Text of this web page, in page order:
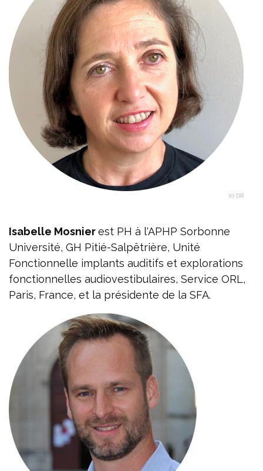
(c) DR
Isabelle Mosnierest PH à l'APHP Sorbonne
Université, GH Pitié-Salpêtrière, Unité
Fonctionnelle implants auditifs et explorations
fonctionnelles audiovestibulaires, Service ORL,
Paris, France, et la présidente de la SFA.